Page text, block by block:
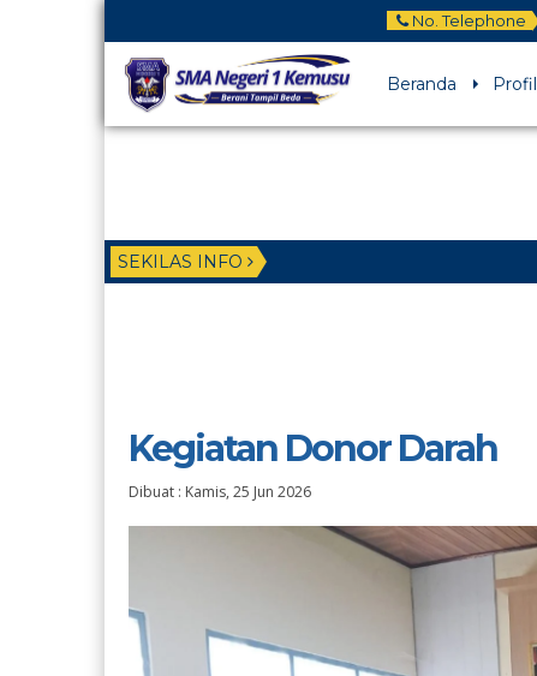
No. Telephone
Beranda Profil
SEKILAS INFO
Kegiatan Donor Darah
Dibuat : Kamis, 25 Jun 2026